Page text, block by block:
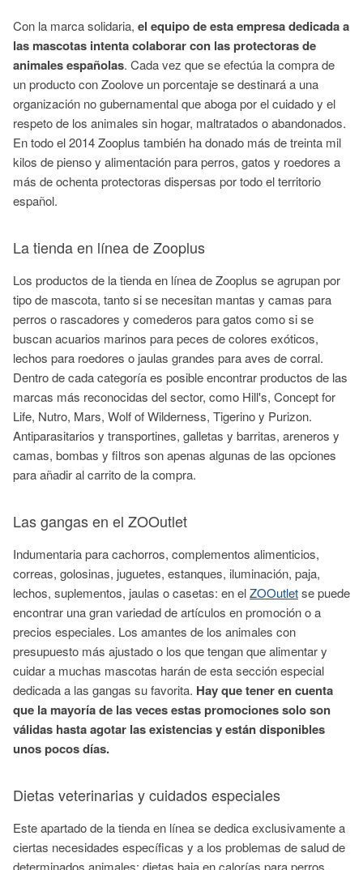
Con la marca solidaria, el equipo de esta empresa dedicada a
las mascotas intenta colaborar con las protectoras de
animales españolas. Cada vez que se efectúa la compra de
un producto con Zoolove un porcentaje se destinará a una
organización no gubernamental que aboga por el cuidado y el
respeto de los animales sin hogar, maltratados o abandonados.
En todo el 2014 Zooplus también ha donado más de treinta mil
kilos de pienso y alimentación para perros, gatos y roedores a
más de ochenta protectoras dispersas por todo el territorio
español.
La tienda en línea de Zooplus
Los productos de la tienda en línea de Zooplus se agrupan por
tipo de mascota, tanto si se necesitan mantas y camas para
perros o rascadores y comederos para gatos como si se
buscan acuarios marinos para peces de colores exóticos,
lechos para roedores o jaulas grandes para aves de corral.
Dentro de cada categoría es posible encontrar productos de las
marcas más reconocidas del sector, como Hill's, Concept for
Life, Nutro, Mars, Wolf of Wilderness, Tigerino y Purizon.
Antiparasitarios y transportines, galletas y barritas, areneros y
camas, bombas y filtros son apenas algunas de las opciones
para añadir al carrito de la compra.
Las gangas en el ZOOutlet
Indumentaria para cachorros, complementos alimenticios,
correas, golosinas, juguetes, estanques, iluminación, paja,
lechos, suplementos, jaulas o casetas: en elZOOutletse puede
encontrar una gran variedad de artículos en promoción o a
precios especiales. Los amantes de los animales con
presupuesto más ajustado o los que tengan que alimentar y
cuidar a muchas mascotas harán de esta sección especial
dedicada a las gangas su favorita. Hay que tener en cuenta
que la mayoría de las veces estas promociones solo son
válidas hasta agotar las existencias y están disponibles
unos pocos días.
Dietas veterinarias y cuidados especiales
Este apartado de la tienda en línea se dedica exclusivamente a
ciertas necesidades específicas y a los problemas de salud de
determinados animales: dietas baja en calorías para perros,